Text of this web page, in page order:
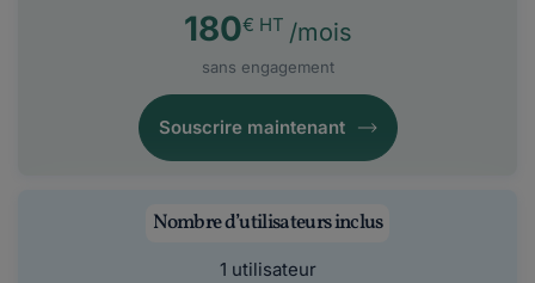
180€ HT /mois
sans engagement
Souscrire maintenant
Nombre d’utilisateurs inclus
1 utilisateur